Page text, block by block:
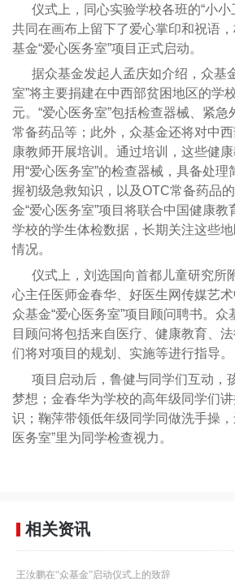
仪式上，同心实验学校各班的“小小
共同在画布上留下了爱心掌印和祝语
基金“爱心医务室”项目正式启动。
据众基金发起人孟庆如介绍，众基
室”将主要捐建在中西部贫困地区的学
元。“爱心医务室”包括检查器械、紧
常备药品等；此外，众基金还将对中
康教师开展培训。通过培训，这些健
用“爱心医务室”的检查器械，具备处
握初级急救知识，以及OTC常备药品
金“爱心医务室”项目将联合中国健康教
学校的学生体检数据，长期关注这些
情况。
仪式上，刘选国向首都儿童研究所
心主任医师金春华、好医生网传媒艺
众基金“爱心医务室”项目顾问聘书。众
目顾问将包括来自医疗、健康教育、
们将对项目的规划、实施等进行指导。
项目启动后，鲁健与同学们互动，
梦想；金春华为学校的高年级同学们
识；鞠萍带领低年级同学同做洗手操
医务室”里为同学检查视力。
相关资讯
王汝鹏在“众基金”启动仪式上的致辞